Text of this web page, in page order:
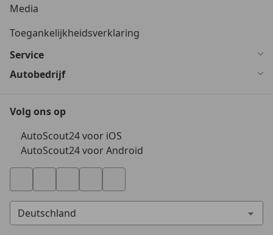
Media
Toegankelijkheidsverklaring
Service
Autobedrijf
Volg ons op
AutoScout24 voor iOS
AutoScout24 voor Android